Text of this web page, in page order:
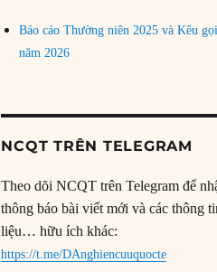
Báo cáo Thường niên 2025 và Kêu
năm 2026
NCQT TRÊN TELEGRAM
Theo dõi NCQT trên Telegram để
thông báo bài viết mới và các thông
liệu… hữu ích khác:
https://t.me/DAnghiencuuquocte